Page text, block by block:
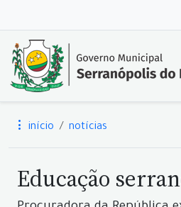
início notícias
Educação